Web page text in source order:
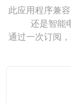
此应用程序兼
还是智能
通过一次订阅